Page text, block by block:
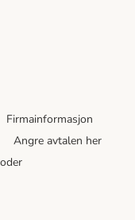
Firmainformasjon
Angre avtalen her